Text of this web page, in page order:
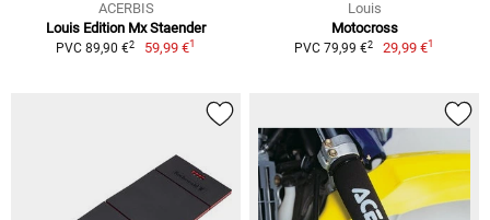
ACERBIS
Louis Edition Mx Staender
PVC 89,90 €2 59,99 €1
Louis
Motocross
PVC 79,99 €2 29,99 €1